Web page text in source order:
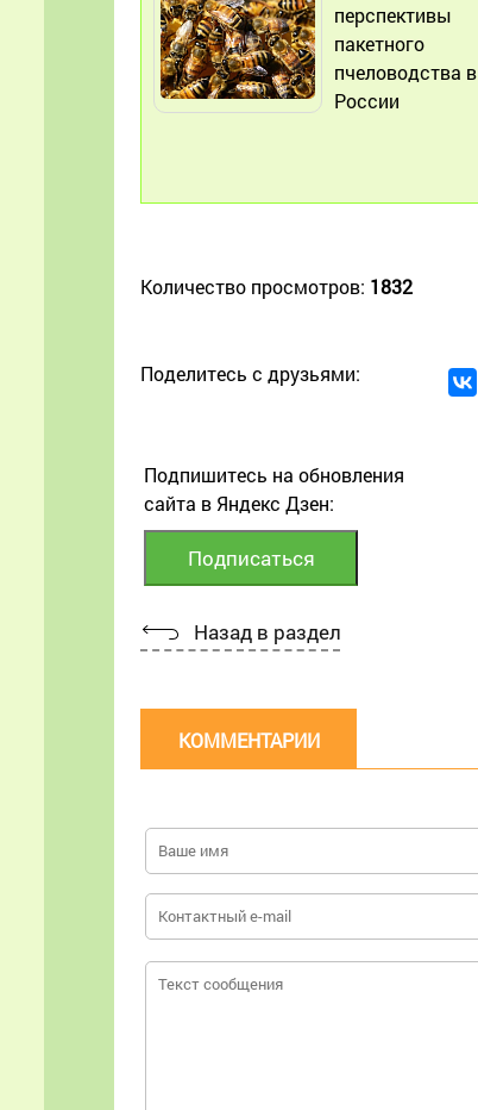
перспективы
пакетного
пчеловодства в
России
Количество просмотров: 1832
Поделитесь с друзьями:
Подпишитесь на обновления
сайта в Яндекс Дзен:
Назад в раздел
КОММЕНТАРИИ